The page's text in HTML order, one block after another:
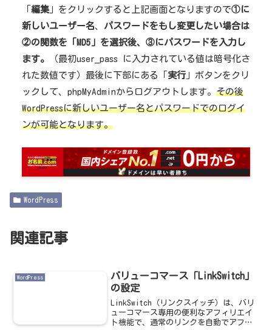
編集」をクリックすると上記画面となりますので①に
新しいユーザー名、 パスワードをもし変更したい場合は
②の関数を「MD5」を選択後、③にパスワードを入力し
ます。
（最初user_pass に入力されている値は暗号化さ
れた数値です）最後に下部にある「 実行」ボタンをクリ
ックして、phpMyAdminからログアウトします。 その後
WordPressに新しいユーザー名とパスワードでのログイ
ンが可能となります。
WordPress
関連記事
WordPress
バリューコマース「LinkSwitch」
の設定
LinkSwitch（リンクスイッチ）は、バリ
ューコマース専用の便利なアフィリエイ
ト機能で、通常のリンクを自動でアフィ